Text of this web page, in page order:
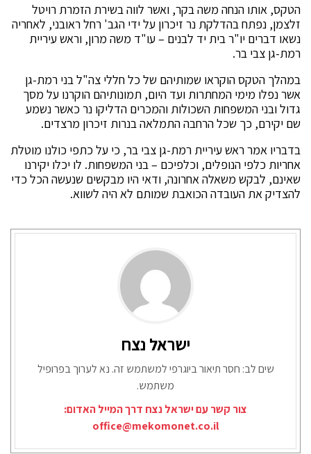
הטקס, אותו הנחה משה בקר, ואשר לווה בשירת הזמרת רויטל
זלצמן, נפתח בהדלקת נר זיכרון על ידי הגב' רחל ראובני, לאחריה
נשאו דברים יו"ר בית יד לבנים – עו"ד משה מרון, וראש עיריית
רמת-גן צבי בר.
במהלך הטקס הוקראו שמותיהם של כל חללי צה"ל בני רמת-גן
אשר נפלו מימי המחתרות ועד היום, תמונותיהם הוקרנו על מסך
גדול ובני המשפחות השכולות והמכרים הדליקו נר כאשר נשמע
שם יקירם, כך שכל הרחבה התמלאה בנרות זיכרון מרצדים.
בדבריו אמר ראש עיריית רמת-גן צבי בר, כי על כתפי כולנו מוטלת
אחריות כלפי הנופלים, וכלפיכם – בני המשפחות. לו יכלו יקירנו
שאינם, לבקש משאלה אחרונה, ודאי היו מבקשים שנעשה הכל כדי
להצדיק את העובדה הכואבת שמותם לא היה לשווא.
ישראל נצח
שים לב: חסר תיאור ביוגרפי למשתמש זה. נא לערוך בפרופיל
משתמש.
צור קשר עם ישראל נצח דרך המייל האדום:
office@mekomonet.co.il